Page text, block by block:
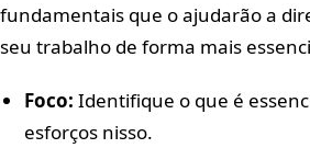
fundamentais que o ajudarão a
seu trabalho de forma mais
Foco: Identifique o que é
esforços nisso.